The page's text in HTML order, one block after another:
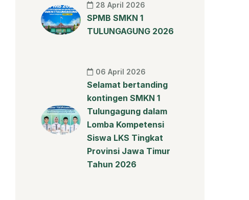
28 April 2026
SPMB SMKN 1
TULUNGAGUNG 2026
06 April 2026
Selamat bertanding
kontingen SMKN 1
Tulungagung dalam
Lomba Kompetensi
Siswa LKS Tingkat
Provinsi Jawa Timur
Tahun 2026